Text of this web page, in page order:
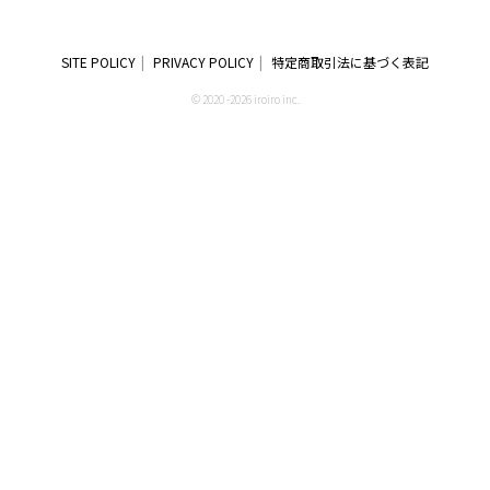
SITE POLICY PRIVACY POLICY 特定商取引法に基づく表記
© 2020 -2026 iroiro inc.